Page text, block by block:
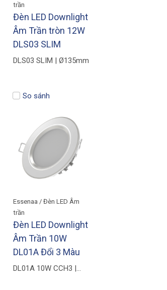
trần
Đèn LED Downlight
Âm Trần tròn 12W
DLS03 SLIM
DLS03 SLIM | Ø135mm
Essenaa / Đèn LED Âm
trần
Đèn LED Downlight
Âm Trần 10W
DL01A Đổi 3 Màu
DL01A 10W CCH3 |
So sánh